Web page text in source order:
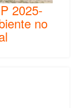
2025-
no